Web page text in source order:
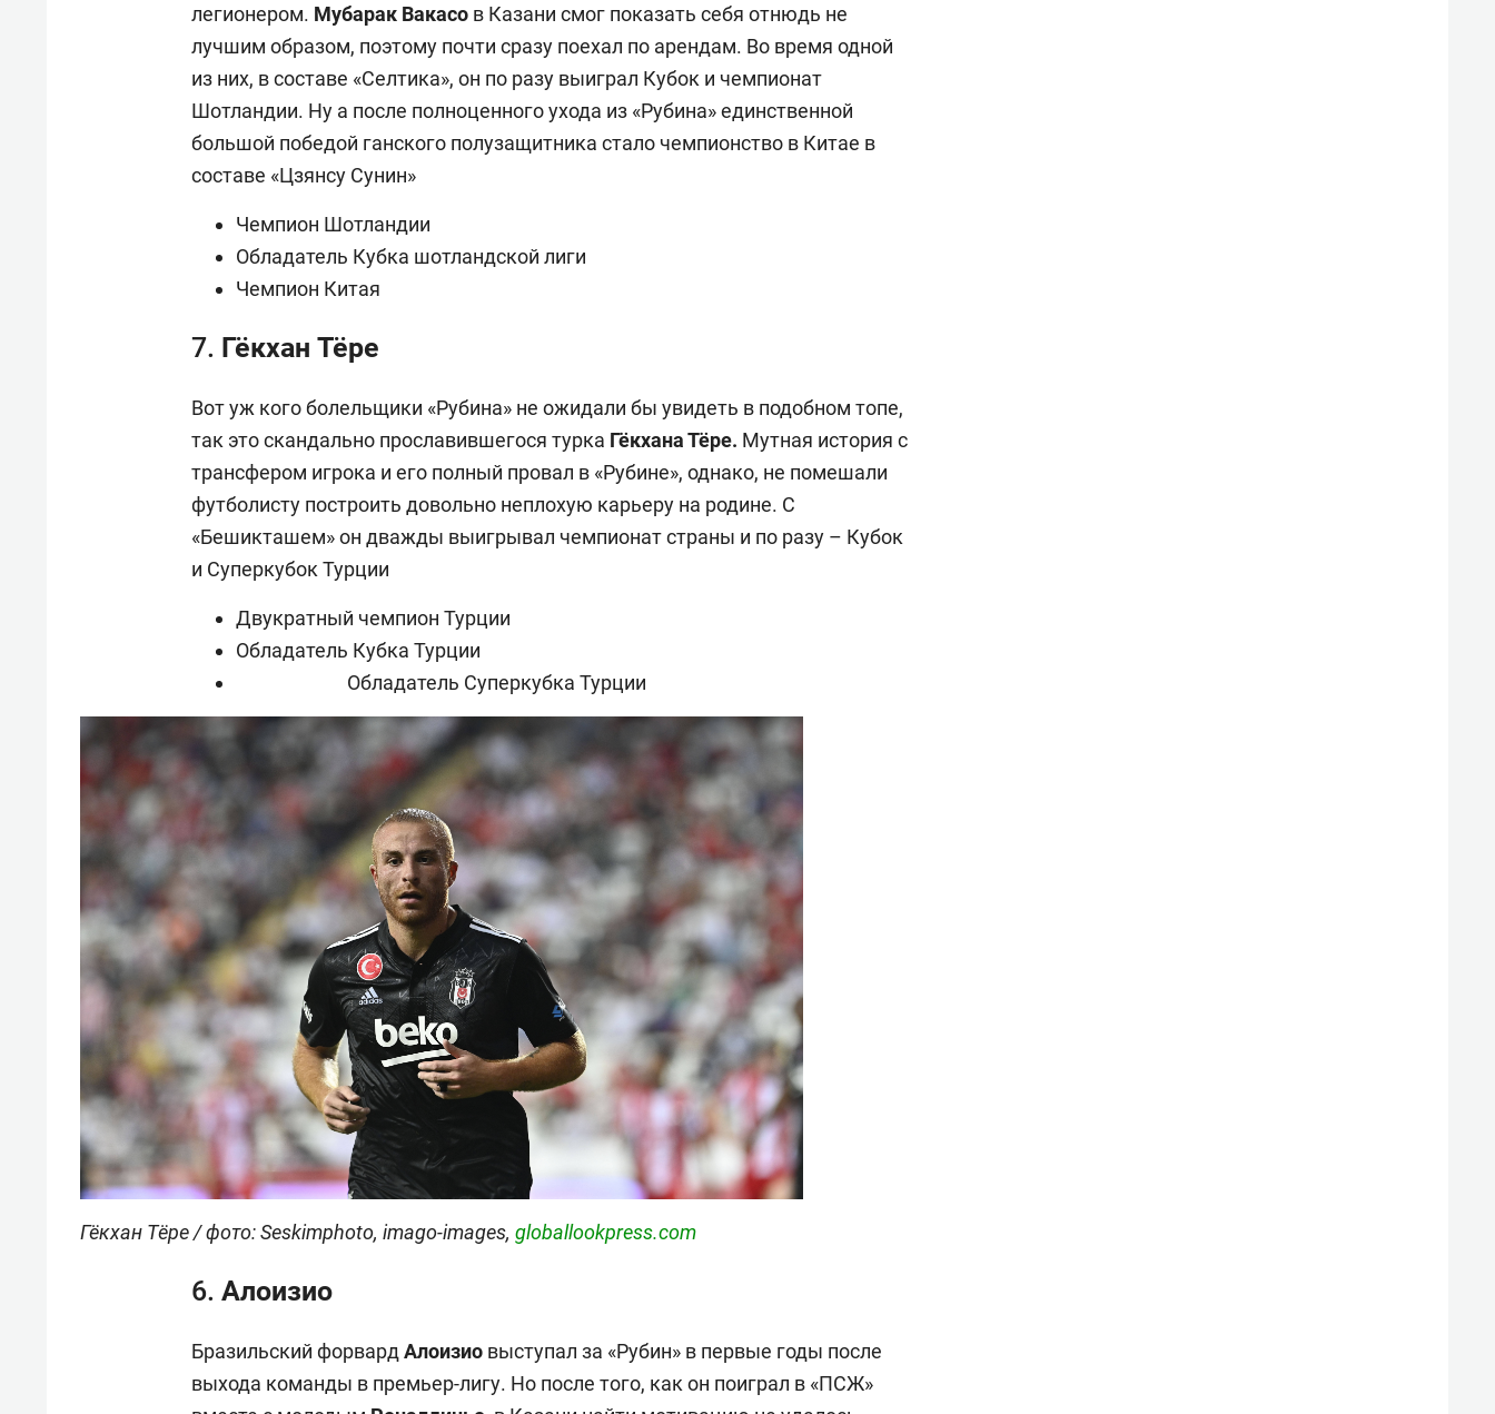
легионером. Мубарак Вакасо в Казани смог показать себя отнюдь не
лучшим образом, поэтому почти сразу поехал по арендам. Во время одной
из них, в составе «Селтика», он по разу выиграл Кубок и чемпионат
Шотландии. Ну а после полноценного ухода из «Рубина» единственной
большой победой ганского полузащитника стало чемпионство в Китае в
составе «Цзянсу Сунин»
Чемпион Шотландии
Обладатель Кубка шотландской лиги
Чемпион Китая
7. Гёкхан Тёре
Вот уж кого болельщики «Рубина» не ожидали бы увидеть в подобном топе,
так это скандально прославившегося турка Гёкхана Тёре. Мутная история с
трансфером игрока и его полный провал в «Рубине», однако, не помешали
футболисту построить довольно неплохую карьеру на родине. С
«Бешикташем» он дважды выигрывал чемпионат страны и по разу – Кубок
и Суперкубок Турции
Двукратный чемпион Турции
Обладатель Кубка Турции
Обладатель Суперкубка Турции
Гёкхан Тёре / фото: Seskimphoto, imago-images, globallookpress.com
6. Алоизио
Бразильский форвард Алоизио выступал за «Рубин» в первые годы после
выхода команды в премьер-лигу. Но после того, как он поиграл в «ПСЖ»